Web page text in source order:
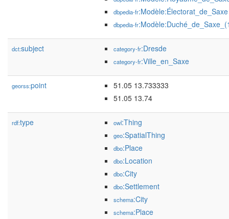
dbpedia-fr:Modèle:Électorat_de_Saxe
dbpedia-fr
dct:subject category-fr:Dresde
category-fr:Ville_en_Saxe
georss:point
51.05 13.733333
51.05 13.74
rdf:type owl:Thing
geo:SpatialThing
dbo:Place
dbo:Location
dbo:City
dbo:Settlement
schema:City
schema:Place